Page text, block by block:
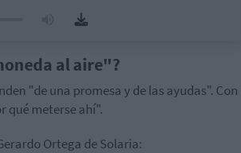
al aire"?
"de una promesa y de las ayudas". Con
qué meterse ahí".
Ortega de Solaria: